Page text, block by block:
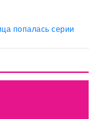
попалась серии